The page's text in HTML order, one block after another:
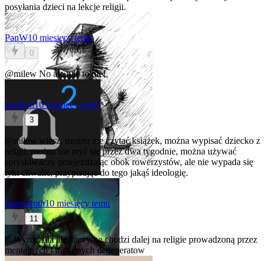
posyłania dzieci na lekcje religii.
PanW10 miesięcy temu
0
@milew No ale tyle to nie!
aarahon10 miesięcy temu
3
@milew wiesz, można nie czytać książek, można wypisać dziecko z
religii, można nie myć się przez dwa tygodnie, można używać
spryskiwaczy przejeżdżając obok rowerzystów, ale nie wypada się
tym chwalić, przypisując do tego jakąś ideologię.
mannoroth10 miesięcy temu
11
@Wyroczniaale zapewne chodzi dalej na religie prowadzoną przez
mentalnych i moralnych degeneratow